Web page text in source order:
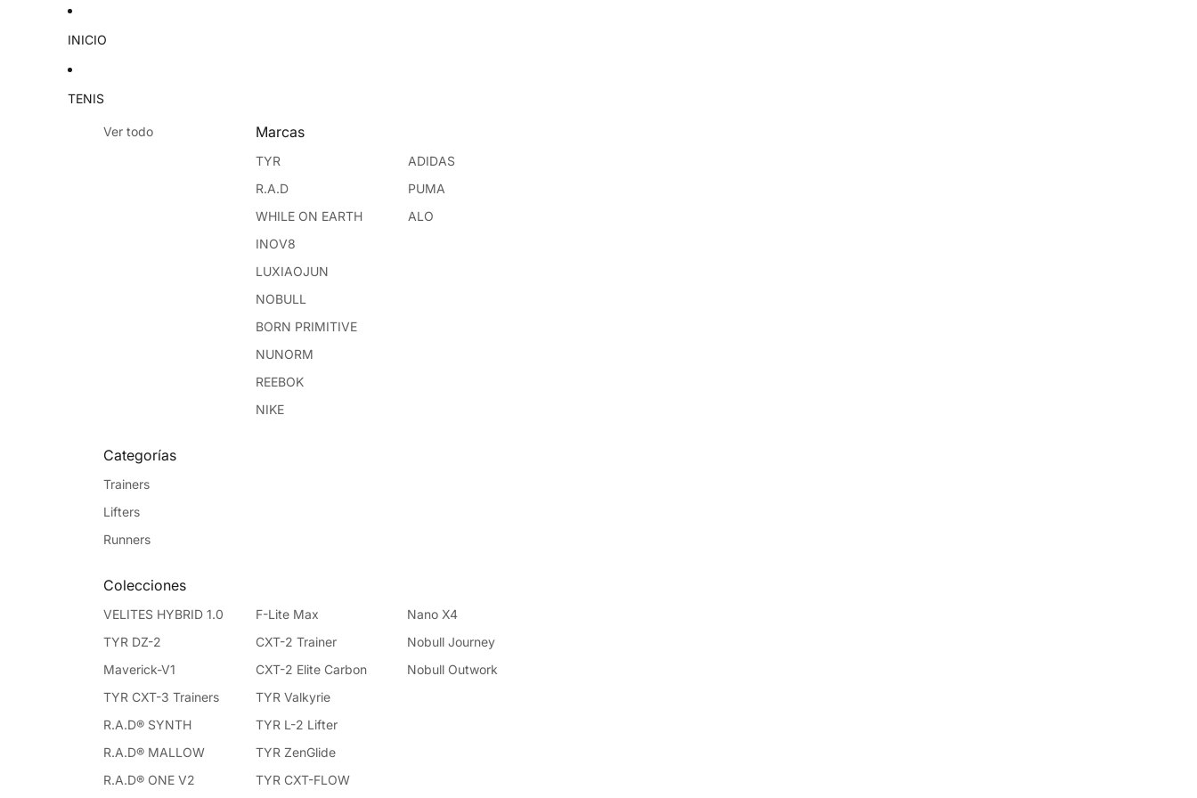
INICIO
TENIS
Ver todo Marcas
TYR
R.A.D
WHILE ON EARTH
INOV8
LUXIAOJUN
NOBULL
BORN PRIMITIVE
NUNORM
REEBOK
NIKE
ADIDAS
PUMA
ALO
Categorías
Trainers
Lifters
Runners
Colecciones
VELITES HYBRID 1.0
TYR DZ-2
Maverick-V1
TYR CXT-3 Trainers
R.A.D® SYNTH
R.A.D® MALLOW
R.A.D® ONE V2
F-Lite Max
CXT-2 Trainer
CXT-2 Elite Carbon
TYR Valkyrie
TYR L-2 Lifter
TYR ZenGlide
TYR CXT-FLOW
Nano X4
Nobull Journey
Nobull Outwork